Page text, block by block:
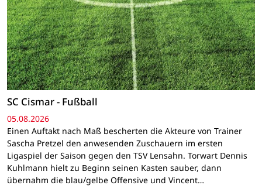
SC Cismar - Fußball
05.08.2026
Einen Auftakt nach Maß bescherten die Akteure von Trainer
Sascha Pretzel den anwesenden Zuschauern im ersten
Ligaspiel der Saison gegen den TSV Lensahn. Torwart Dennis
Kuhlmann hielt zu Beginn seinen Kasten sauber, dann
übernahm die blau/gelbe Offensive und Vincent…